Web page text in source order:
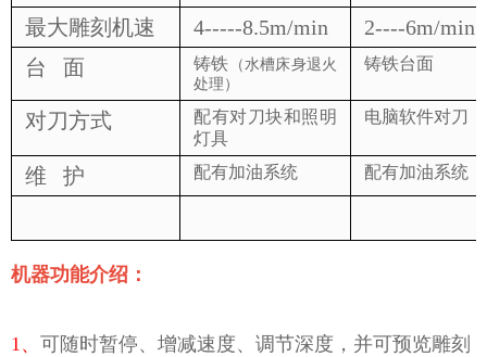
最大雕刻机速 4-----8.5m/min
2----6m/min
台
面 铸铁 （水槽床身退火
处理）
铸铁台面
对刀方式
配有对刀块和照明
灯具
电脑软件对刀
维 护 配有加油系统 配有加油系统
机器功能介绍：
1、 可随时暂停、增减速度、调节深度，并可预览雕刻